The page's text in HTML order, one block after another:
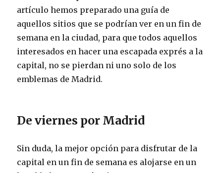
artículo hemos preparado una guía de
aquellos sitios que se podrían ver en un fin de
semana en la ciudad, para que todos aquellos
interesados en hacer una escapada exprés a la
capital, no se pierdan ni uno solo de los
emblemas de Madrid.
De viernes por Madrid
Sin duda, la mejor opción para disfrutar de la
capital en un fin de semana es alojarse en un